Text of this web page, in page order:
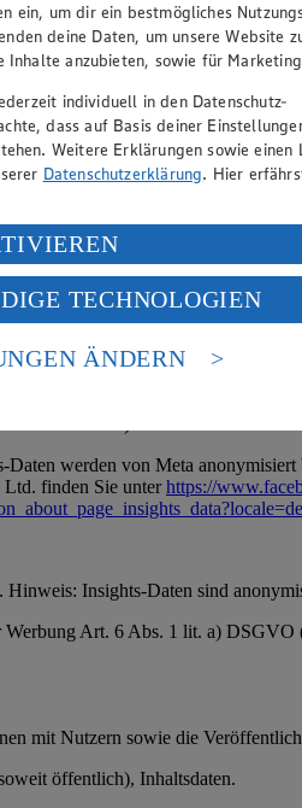
Art. 6 Abs. 1 lit. f)
öffentlich).
werden von Meta anonymisiert
Ltd. finden Sie unterhttps://
Insights-Daten sind
Art. 6 Abs. 1 lit. a)
mit Nutzern sowie die
öffentlich), Inhaltsdaten.
ein, um dir ein bestmögliches
deine Daten, um unsere Website
anzubieten, sowie für
individuell in den Datenschutz-
dass auf Basis deiner
Weitere Erklärungen sowie einen
Datenschutzerklärung. Hier
in den USA durch Facebook und
im Sinne des Art. 49 Abs. 1 Satz 1 lit.
werden. Der EuGH sieht die USA als
Datenschutzniveau an.
Behörden.
TECHNOLOGIEN
ÄNDERN